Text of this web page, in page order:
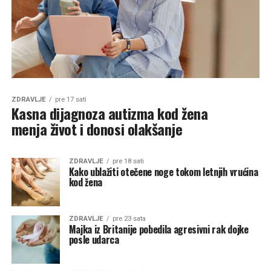
ZDRAVLJE pre 17 sati
Kasna dijagnoza autizma kod žena
menja život i donosi olakšanje
ZDRAVLJE pre 18 sati
Kako ublažiti otečene noge tokom letnjih vrućina
kod žena
ZDRAVLJE pre 23 sata
Majka iz Britanije pobedila agresivni rak dojke
posle udarca